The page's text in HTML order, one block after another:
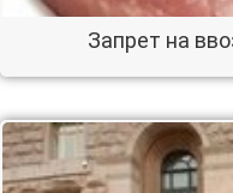
Запрет на